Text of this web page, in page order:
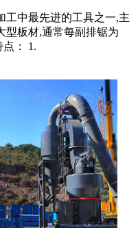
工中最先进的工具之一,主
型板材,通常每副排锯为
点： 1.